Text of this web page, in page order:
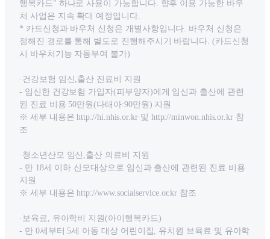
행복카드" 하나로 사용이 가능합니다. 향후 이용 가능한 바우
처 사업은 지속 확대 예정입니다.
* 카드신청과 바우처 신청은 개별사항입니다. 바우처 신청은
정해진 경로를 통해 별도로 진행해주시기 바랍니다. (카드신청
시 바우처기능 자동부여 불가)
·건강보험 임신,출산 진료비 지원
- 임신한 건강보험 가입자(피부양자)에게 임신과 출산에 관련
된 진료 비용 50만원(다태아:90만원) 지원
※ 세부 내용은 http://hi.nhis.or.kr 및 http://minwon.nhis.or.kr 참
조
·청소년산모 임신,출산 의료비 지원
- 만 18세 이하 산모대상으로 임신과 출산에 관련된 진료 비용
지원
※ 세부 내용은 http://www.socialservice.or.kr 참조
·보육료, 유아학비 지원(아이행복카드)
- 만 0세부터 5세 아동 대상 어린이집, 유치원 뵤육료 및 유아학